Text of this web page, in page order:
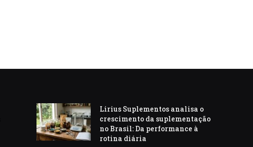
Lirius Suplementos analisa o
crescimento da suplementação
no Brasil: Da performance à
rotina diária